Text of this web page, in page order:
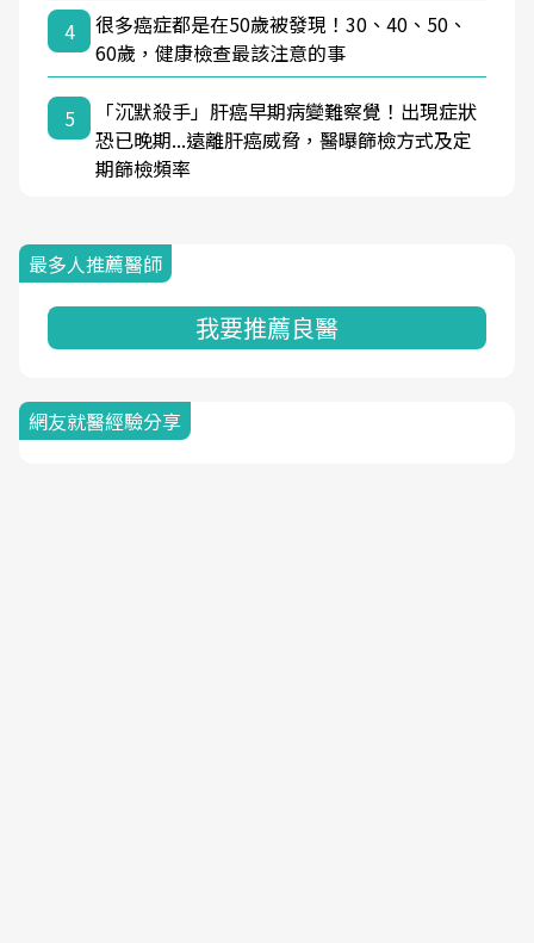
4
很多癌症都是在50歲被發現！30、40、50、
60歲，健康檢查最該注意的事
5
「沉默殺手」肝癌早期病變難察覺！出現症狀
恐已晚期...遠離肝癌威脅，醫曝篩檢方式及定
期篩檢頻率
最多人推薦醫師
我要推薦良醫
網友就醫經驗分享